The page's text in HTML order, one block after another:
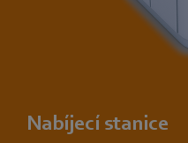
Nabíjecí stanice